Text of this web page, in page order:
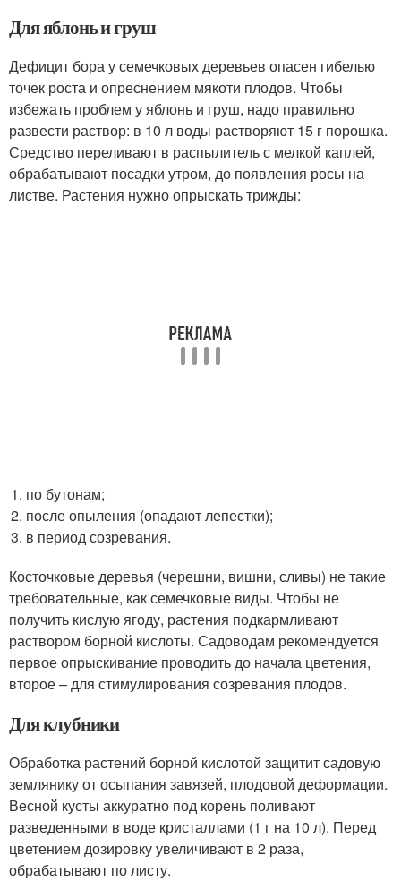
Для яблонь и груш
Дефицит бора у семечковых деревьев опасен гибелью
точек роста и опреснением мякоти плодов. Чтобы
избежать проблем у яблонь и груш, надо правильно
развести раствор: в 10 л воды растворяют 15 г порошка.
Средство переливают в распылитель с мелкой каплей,
обрабатывают посадки утром, до появления росы на
листве. Растения нужно опрыскать трижды:
по бутонам;
после опыления (опадают лепестки);
в период созревания.
Косточковые деревья (черешни, вишни, сливы) не такие
требовательные, как семечковые виды. Чтобы не
получить кислую ягоду, растения подкармливают
раствором борной кислоты. Садоводам рекомендуется
первое опрыскивание проводить до начала цветения,
второе – для стимулирования созревания плодов.
Для клубники
Обработка растений борной кислотой защитит садовую
землянику от осыпания завязей, плодовой деформации.
Весной кусты аккуратно под корень поливают
разведенными в воде кристаллами (1 г на 10 л). Перед
цветением дозировку увеличивают в 2 раза,
обрабатывают по листу.